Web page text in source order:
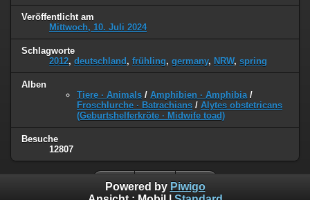
Veröffentlicht am
Mittwoch, 10. Juli 2024
Schlagworte
2012, deutschland , frühling, germany, NRW, spring
Alben
Tiere · Animals / Amphibien · Amphibia/
Froschlurche · Batrachians / Alytes obstetricans
(Geburtshelferkröte · Midwife toad)
Besuche
12807
Powered by Piwigo